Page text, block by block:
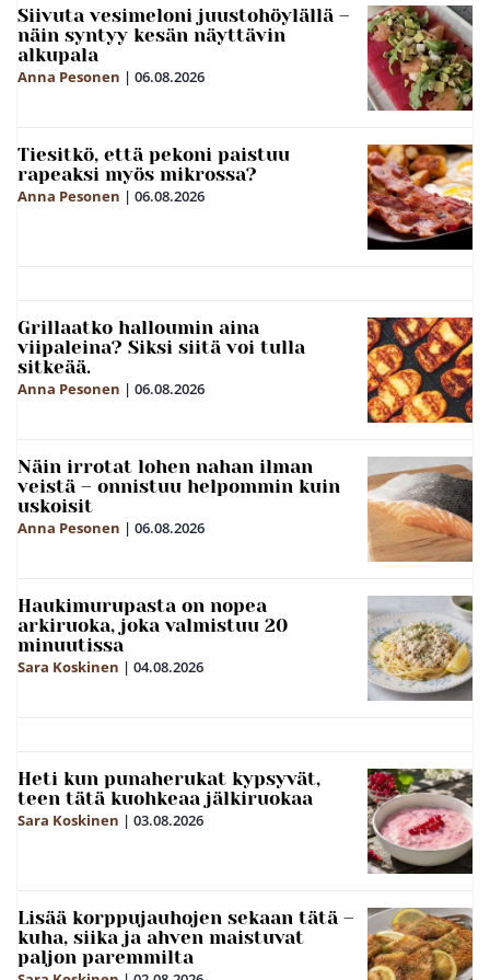
Siivuta vesimeloni juustohöylällä –
näin syntyy kesän näyttävin
alkupala
Anna Pesonen | 06.08.2026
Tiesitkö, että pekoni paistuu
rapeaksi myös mikrossa?
Anna Pesonen | 06.08.2026
Grillaatko halloumin aina
viipaleina? Siksi siitä voi tulla
sitkeää.
Anna Pesonen | 06.08.2026
Näin irrotat lohen nahan ilman
veistä – onnistuu helpommin kuin
uskoisit
Anna Pesonen | 06.08.2026
Haukimurupasta on nopea
arkiruoka, joka valmistuu 20
minuutissa
Sara Koskinen | 04.08.2026
Heti kun punaherukat kypsyvät,
teen tätä kuohkeaa jälkiruokaa
Sara Koskinen | 03.08.2026
Lisää korppujauhojen sekaan tätä –
kuha, siika ja ahven maistuvat
paljon paremmilta